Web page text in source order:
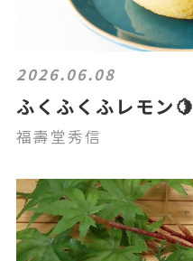
2026.06.08
ふくふくふレモン🍋
福壽堂秀信